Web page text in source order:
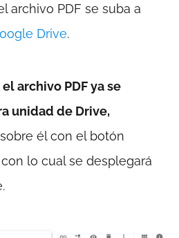
archivo PDF se suba a
Drive.
el archivo PDF ya se
unidad de Drive,
él con el botón
lo cual se desplegará